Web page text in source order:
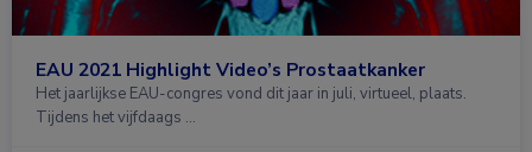
EAU 2021 Highlight Video’s Prostaatkanker
Het jaarlijkse EAU-congres vond dit jaar in juli, virtueel, plaats.
Tijdens het vijfdaags …